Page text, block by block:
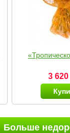
3 620
Больше